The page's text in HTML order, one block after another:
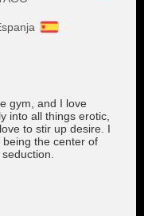
gym, and I love
into all things erotic,
to stir up desire. I
the center of